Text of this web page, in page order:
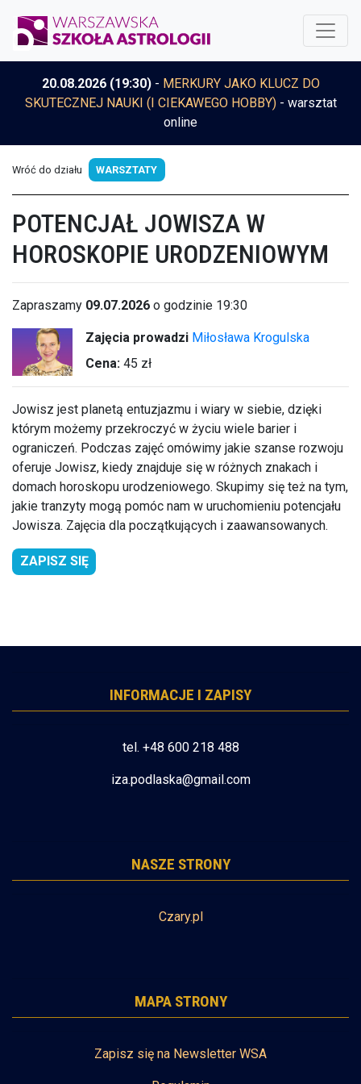
20.08.2026 (19:30)- MERKURY JAKO KLUCZ DO
SKUTECZNEJ NAUKI (I CIEKAWEGO HOBBY)- warsztat
online
Wróć do działu WARSZTATY
POTENCJAŁ JOWISZA W
HOROSKOPIE URODZENIOWYM
Zapraszamy 09.07.2026 o godzinie 19:30
Zajęcia prowadzi Miłosława Krogulska
Cena: 45 zł
Jowisz jest planetą entuzjazmu i wiary w siebie, dzięki
którym możemy przekroczyć w życiu wiele barier i
ograniczeń. Podczas zajęć omówimy jakie szanse rozwoju
oferuje Jowisz, kiedy znajduje się w różnych znakach i
domach horoskopu urodzeniowego. Skupimy się też na tym,
jakie tranzyty mogą pomóc nam w uruchomieniu potencjału
Jowisza. Zajęcia dla początkujących i zaawansowanych.
ZAPISZ SIĘ
INFORMACJE I ZAPISY
tel. +48 600 218 488
iza.podlaska@gmail.com
NASZE STRONY
Czary.pl
MAPA STRONY
Zapisz się na Newsletter WSA